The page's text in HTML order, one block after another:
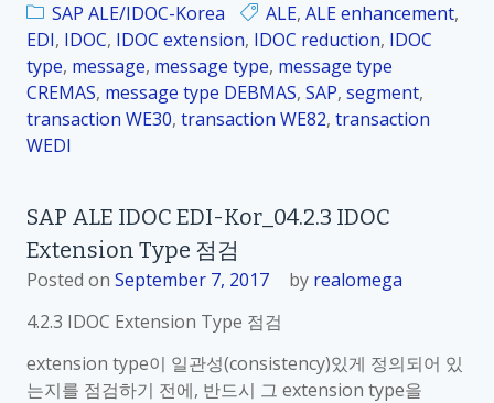
SAP ALE/IDOC-Korea ALE, ALE enhancement,
EDI, IDOC, IDOC extension, IDOC reduction, IDOC
type, message, message type, message type
CREMAS, message type DEBMAS, SAP, segment,
transaction WE30, transaction WE82, transaction
WEDI
SAP ALE IDOC EDI-Kor_04.2.3 IDOC
Extension Type 점검
Posted on September 7, 2017 by realomega
4.2.3 IDOC Extension Type 점검
extension type이 일관성(consistency)있게 정의되어 있
는지를 점검하기 전에, 반드시 그 extension type을